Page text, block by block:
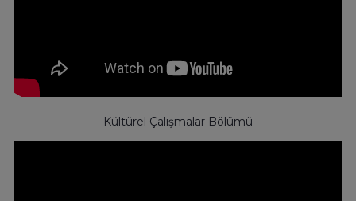
Kültürel Çalışmalar Bölümü